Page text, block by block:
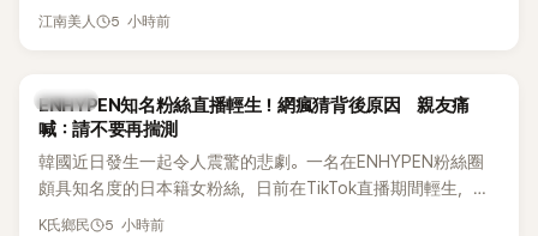
國演藝圈公認的模範夫妻。近日，星首度公開當年決定嫁給
江南美人 5 小時前
K-POP
ENHYPEN知名粉絲直播輕生！網瘋猜背後原因 親友痛
喊：請不要再揣測
韓國近日發生一起令人震驚的悲劇。一名在ENHYPEN粉絲圈
頗具知名度的日本籍女粉絲，日前在TikTok直播期間輕生，最
終不幸身亡，消息曝光後震驚韓網，也讓不少粉絲湧入社群平
K氏鄉民 5 小時前